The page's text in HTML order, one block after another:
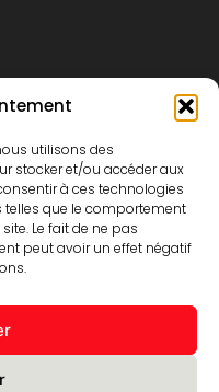
utilisons des
stocker et/ou accéder aux
à ces technologies
telles que le comportement
Le fait de ne pas
peut avoir un effet négatif